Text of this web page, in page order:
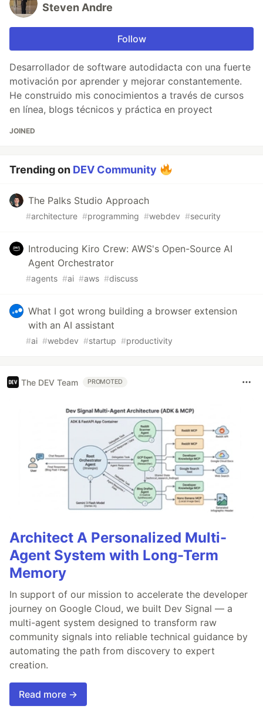
Steven Andre
Follow
Desarrollador de software autodidacta con una fuerte
motivación por aprender y mejorar constantemente.
He construido mis conocimientos a través de cursos
en línea, blogs técnicos y práctica en proyect
JOINED
Trending on DEV Community
The Palks Studio Approach
#architecture #programming #webdev #security
Introducing Kiro Crew: AWS's Open-Source AI
Agent Orchestrator
#agents #ai #aws #discuss
What I got wrong building a browser extension
with an AI assistant
#ai #webdev #startup #productivity
The DEV Team PROMOTED
Architect A Personalized Multi-
Agent System with Long-Term
Memory
In support of our mission to accelerate the developer
journey on Google Cloud, we built Dev Signal — a
multi-agent system designed to transform raw
community signals into reliable technical guidance by
automating the path from discovery to expert
creation.
Read more →